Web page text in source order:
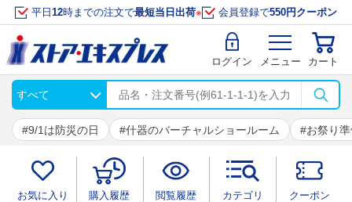
平日 12時までの注文で最短当日出荷※ 会員登録で550円クーポン
ログイン メニュー カート
9/1は防災の日 什器のバーチャルショールーム お祭り
お気に入り 購入履歴 閲覧履歴 カテゴリ クーポン